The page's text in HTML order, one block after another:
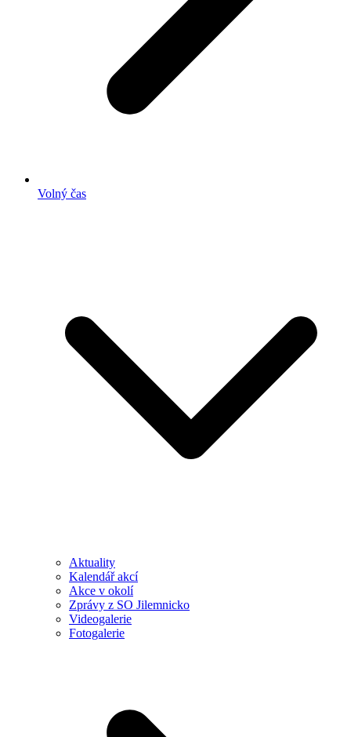
Volný čas
Aktuality
Kalendář akcí
Akce v okolí
Zprávy z SO Jilemnicko
Videogalerie
Fotogalerie